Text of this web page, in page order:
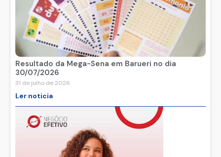
Resultado da Mega-Sena em Barueri no dia
30/07/2026
31 de julho de 2026